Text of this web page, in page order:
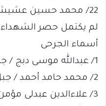
22/ محمد حسين عشيش / أم قفلة كاجا
لم يكتمل حصر الشهداء
أسماء الجرحى
1/ عبدالله موسى دبج / جبل حلة
2/ محمد حامد أحمد / جبل حلة
3/ علاءالدين عبدلى مؤمن / أم شاوة